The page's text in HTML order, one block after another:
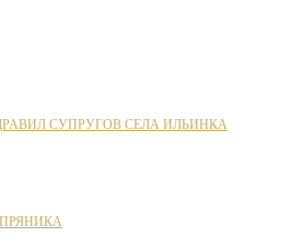
СУПРУГОВ СЕЛА ИЛЬИНКА